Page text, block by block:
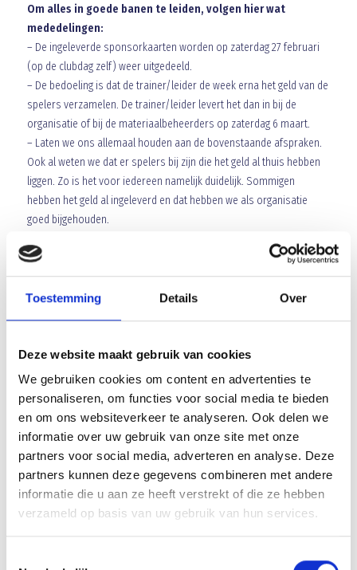
Toestemming Details Over
Deze website maakt gebruik van cookies
We gebruiken cookies om content en advertenties te
personaliseren, om functies voor social media te bieden
en om ons websiteverkeer te analyseren. Ook delen we
informatie over uw gebruik van onze site met onze
partners voor social media, adverteren en analyse. Deze
partners kunnen deze gegevens combineren met andere
informatie die u aan ze heeft verstrekt of die ze hebben
verzameld op basis van uw gebruik van hun services.
Om alles in goede banen te leiden, volgen hier wat
mededelingen:
– De ingeleverde sponsorkaarten worden op zaterdag 27 februari
(op de clubdag zelf) weer uitgedeeld.
– De bedoeling is dat de trainer/leider de week erna het geld van de
spelers verzamelen. De trainer/leider levert het dan in bij de
organisatie of bij de materiaalbeheerders op zaterdag 6 maart.
– Laten we ons allemaal houden aan de bovenstaande afspraken.
Ook al weten we dat er spelers bij zijn die het geld al thuis hebben
liggen. Zo is het voor iedereen namelijk duidelijk. Sommigen
hebben het geld al ingeleverd en dat hebben we als organisatie
goed bijgehouden.
sportpark komen. Uiteraard met ook de voetbalschoenen aan.
– PROGRAMMA VAN DEZE DAG:
O9 & O10 van 10.45 tot 12.15
O11 – O12 & O13van 13.00 tot 14.30
Uiteraard doen we alles conform alle COVID-19 normen en
eisen:
– Publiek is daarom helaas niet toegestaan.
– De leeftijdsgroepen die aan de beurt zijn worden een kwartier
voor aanvang opgehaald bij de poort op de parkeerplaats.
– De leeftijdsgroepen die de clubdag achter de rug hebben, worden